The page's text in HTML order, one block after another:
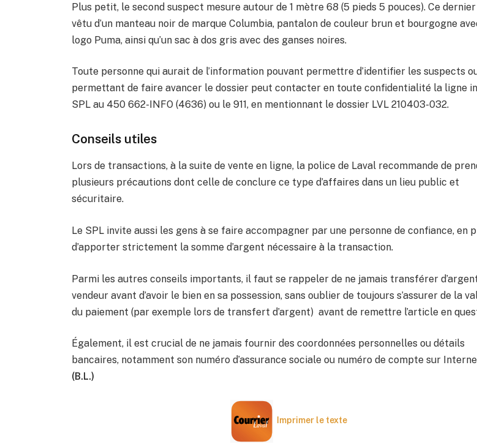
Plus petit, le second suspect mesure autour de 1 mètre 68 (5 pieds 5 pouces). Ce
vêtu d’un manteau noir de marque Columbia, pantalon de couleur brun et bourgogne
logo Puma, ainsi qu’un sac à dos gris avec des ganses noires.
Toute personne qui aurait de l’information pouvant permettre d’identifier les suspects
permettant de faire avancer le dossier peut contacter en toute confidentialité la ligne
SPL au 450 662-INFO (4636) ou le 911, en mentionnant le dossier LVL 210403-032.
Conseils utiles
Lors de transactions, à la suite de vente en ligne, la police de Laval recommande de
plusieurs précautions dont celle de conclure ce type d’affaires dans un lieu public et
sécuritaire.
Le SPL invite aussi les gens à se faire accompagner par une personne de confiance, en
d’apporter strictement la somme d’argent nécessaire à la transaction.
Parmi les autres conseils importants, il faut se rappeler de ne jamais transférer
vendeur avant d’avoir le bien en sa possession, sans oublier de toujours s’assurer de la
du paiement (par exemple lors de transfert d’argent) avant de remettre l’article en
Également, il est crucial de ne jamais fournir des coordonnées personnelles ou détails
bancaires, notamment son numéro d’assurance sociale ou numéro de compte sur
(B.L.)
Imprimer le texte